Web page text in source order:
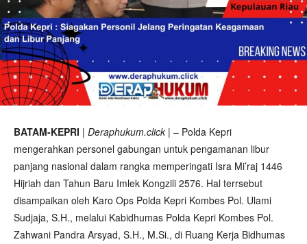
BATAM-KEPRI | Deraphukum.click | – Polda Kepri
mengerahkan personel gabungan untuk pengamanan libur
panjang nasional dalam rangka memperingati Isra Mi’raj 1446
Hijriah dan Tahun Baru Imlek Kongzili 2576. Hal terrsebut
disampaikan oleh Karo Ops Polda Kepri Kombes Pol. Ulami
Sudjaja, S.H., melalui Kabidhumas Polda Kepri Kombes Pol.
Zahwani Pandra Arsyad, S.H., M.Si., di Ruang Kerja Bidhumas